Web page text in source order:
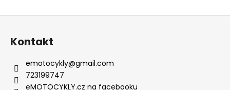
Z
Kontakt
emotocykly@gmail.com
723199747
eMOTOCYKLY.cz na facebooku